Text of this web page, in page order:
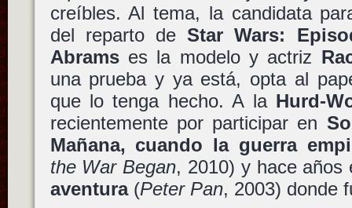
creíbles. Al tema, la candidata
del reparto deStar Wars:
Abramses la modelo y actriz
una prueba y ya está, opta al
que lo tenga hecho. A la Hurd-
recientemente por participar en
Mañana, cuando la guerra
the War Began, 2010) y hace
aventura(Peter Pan, 2003) donde